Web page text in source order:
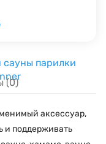
(0)
аксессуар,
и поддерживать